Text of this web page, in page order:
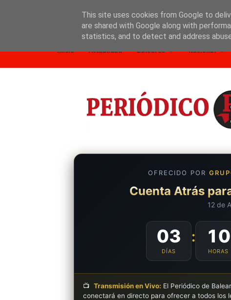
Política de privacidad
Inicio Actualidad Baleares Nacional
OFRECIDO POR
Cuenta Atrás
12 de
03
DÍAS
: 10
HORAS
📺 Transmisión en Vivo: El Periódico de
conectará en directo para ofrecer a todos los
This site uses cookies from Google to
are shared with Google along with
statistics, and to detect and address